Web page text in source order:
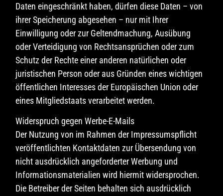
Daten eingeschränkt haben, dürfen diese Daten – von
ihrer Speicherung abgesehen – nur mit Ihrer
Einwilligung oder zur Geltendmachung, Ausübung
oder Verteidigung von Rechtsansprüchen oder zum
Schutz der Rechte einer anderen natürlichen oder
juristischen Person oder aus Gründen eines wichtigen
öffentlichen Interesses der Europäischen Union oder
eines Mitgliedstaats verarbeitet werden.
Widerspruch gegen Werbe-E-Mails
Der Nutzung von im Rahmen der Impressumspflicht
veröffentlichten Kontaktdaten zur Übersendung von
nicht ausdrücklich angeforderter Werbung und
Informationsmaterialien wird hiermit widersprochen.
Die Betreiber der Seiten behalten sich ausdrücklich